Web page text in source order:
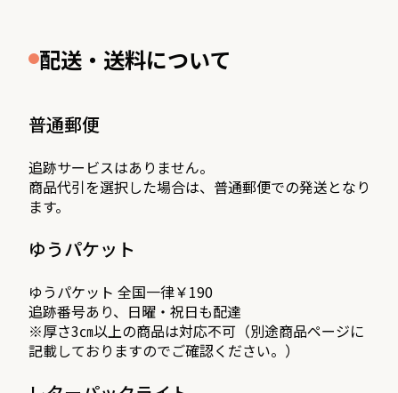
配送・送料について
普通郵便
追跡サービスはありません。
商品代引を選択した場合は、普通郵便での発送となり
ます。
ゆうパケット
ゆうパケット 全国一律￥190
追跡番号あり、日曜・祝日も配達
※厚さ3㎝以上の商品は対応不可（別途商品ページに
記載しておりますのでご確認ください。）